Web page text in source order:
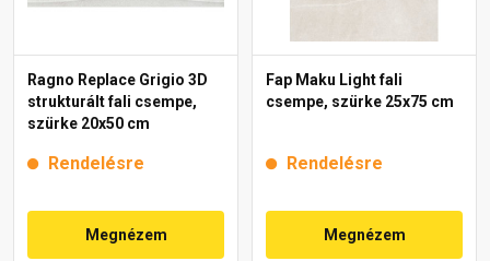
Ragno Replace Grigio 3D
strukturált fali csempe,
szürke 20x50 cm
Rendelésre
Megnézem
Fap Maku Light fali
csempe, szürke 25x75 cm
Rendelésre
Megnézem